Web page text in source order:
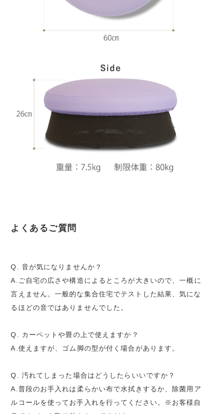
よくあるご質問
Q. 音が気になりませんか？
A.ご自宅の広さや構造によるところが大きいので、一概に
言えません。一般的な集合住宅でテストした結果、気にな
るほどの音ではありませんでした。
Q. カーペットや畳の上で使えますか？
A.使えますが、ゴム脚の型が付く場合があります。
Q. 汚れてしまった場合はどうしたらいいですか？
A.普段のお手入れは柔らかい布で水拭きするか、除菌用ア
ルコールを使ってお手入れを行ってください。※お客様自